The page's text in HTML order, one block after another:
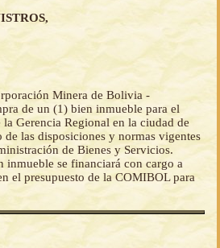
Minera de Bolivia -
de un (1) bien inmueble para el
Gerencia Regional en la ciudad de
de las disposiciones y normas vigentes
de Bienes y Servicios.
inmueble se financiará con cargo a
el presupuesto de la COMIBOL para